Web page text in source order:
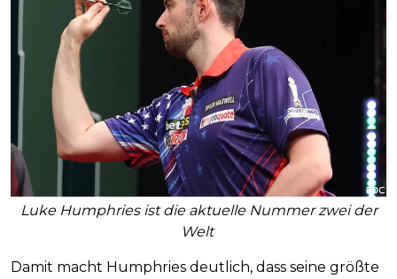
Luke Humphries ist die aktuelle Nummer zwei der
Welt
Damit macht Humphries deutlich, dass seine größte